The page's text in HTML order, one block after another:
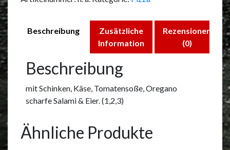
Beschreibung
Zusätzliche
Information
Rezensionen
(0)
Beschreibung
mit Schinken, Käse, Tomatensoße, Oregano
scharfe Salami & Eier. (1,2,3)
Ähnliche Produkte